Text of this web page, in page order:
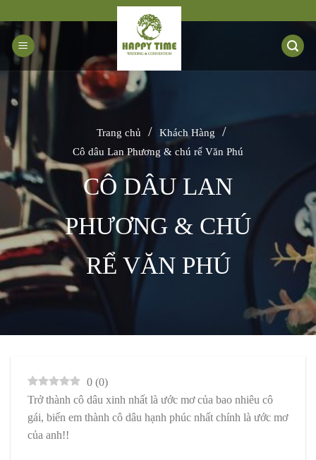
qua
nội
dung
Trang chủ / Khách Hàng /
Cô dâu Lan Phương & chú rể Văn Phú
CÔ DÂU LAN
PHƯƠNG & CHÚ
RỂ VĂN PHÚ
0 (0)
Trở thành cô dâu xinh nhất là ước mơ của bao nhiêu cô
gái, biến em thành cô dâu hạnh phúc nhất chính là ước mơ
của anh!!